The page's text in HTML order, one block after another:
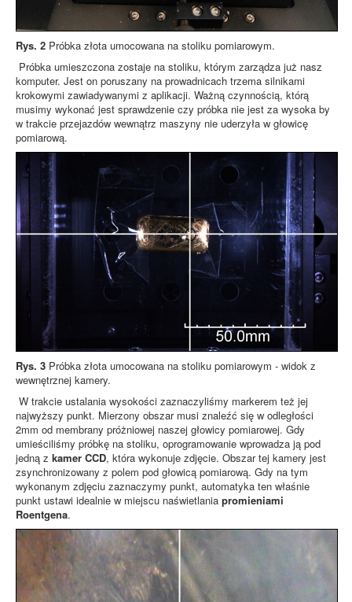
Rys. 2 Próbka złota umocowana na stoliku pomiarowym.
Próbka umieszczona zostaje na stoliku, którym zarządza już nasz
komputer. Jest on poruszany na prowadnicach trzema silnikami
krokowymi zawiadywanymi z aplikacji. Ważną czynnością, którą
musimy wykonać jest sprawdzenie czy próbka nie jest za wysoka by
w trakcie przejazdów wewnątrz maszyny nie uderzyła w głowicę
pomiarową.
Rys. 3 Próbka złota umocowana na stoliku pomiarowym - widok z
wewnętrznej kamery.
W trakcie ustalania wysokości zaznaczyliśmy markerem też jej
najwyższy punkt. Mierzony obszar musi znaleźć się w odległości
2mm od membrany próżniowej naszej głowicy pomiarowej. Gdy
umieściliśmy próbkę na stoliku, oprogramowanie wprowadza ją pod
jedną z kamer CCD, która wykonuje zdjęcie. Obszar tej kamery jest
zsynchronizowany z polem pod głowicą pomiarową. Gdy na tym
wykonanym zdjęciu zaznaczymy punkt, automatyka ten właśnie
punkt ustawi idealnie w miejscu naświetlania promieniami
Roentgena.